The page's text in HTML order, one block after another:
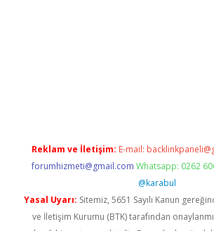
Reklam ve İletişim: E-mail:
forumhizmeti@gmail.com Whatsapp: 0262
@karabul
Yasal Uyarı: Sitemiz, 5651 Sayılı Kanun
ve İletişim Kurumu (BTK) tarafından